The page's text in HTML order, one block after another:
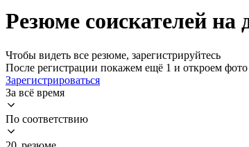
Резюме соискателей
Чтобы видеть все резюме, зарегистрируйтесь
После регистрации покажем ещё 1 и откроем фото
Зарегистрироваться
За всё время
По соответствию